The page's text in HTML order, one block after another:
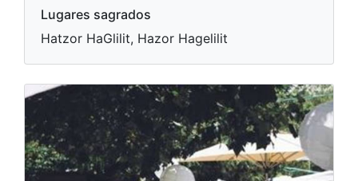
Lugares sagrados
Hatzor HaGlilit, Hazor Hagelilit